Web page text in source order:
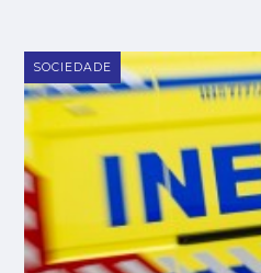
SOCIEDADE